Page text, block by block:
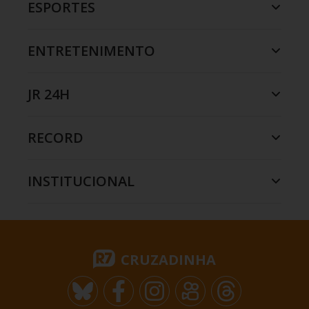
ESPORTES
ENTRETENIMENTO
JR 24H
RECORD
INSTITUCIONAL
CRUZADINHA